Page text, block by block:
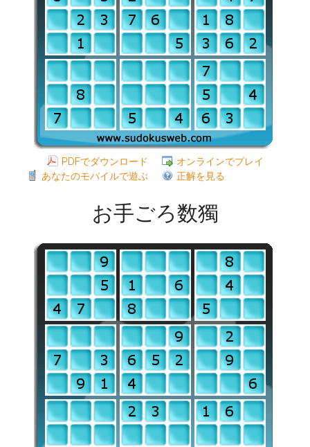
PDFでダウンロード
オンラインでプレイ
あなたのモバイルで遊ぶ
正解を見る
お手ごろ数獨